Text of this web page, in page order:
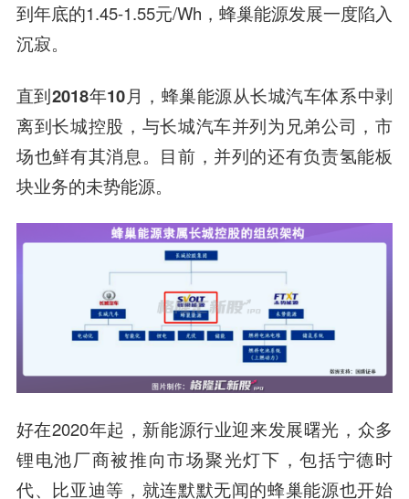
到年底的1.45-1.55元/Wh，蜂巢能源发展一度陷入
沉寂。
直到2018年10月，蜂巢能源从长城汽车体系中剥
离到长城控股， 与长城汽车并列为兄弟公司，市
场也鲜有其消息。目前，并列的还有负责氢能板
块业务的未势能源。
好在2020年起，新能源行业迎来发展曙光，众多
锂电池厂商被推向市场聚光灯下，包括宁德时
代、比亚迪等，就连默默无闻的蜂巢能源也开始